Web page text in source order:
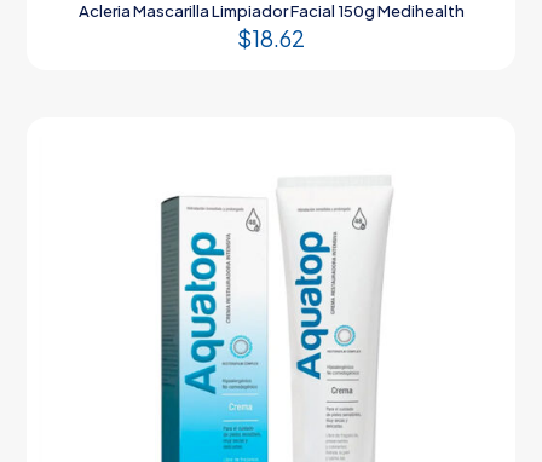
Acleria Mascarilla Limpiador Facial 150g Medihealth
$18.62